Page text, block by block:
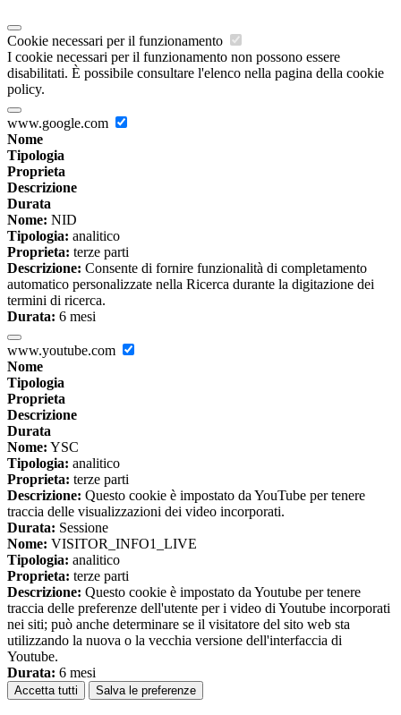
Cookie necessari per il funzionamento
I cookie necessari per il funzionamento non possono essere
disabilitati. È possibile consultare l'elenco nella pagina della cookie
policy.
www.google.com
Nome
Tipologia
Proprieta
Descrizione
Durata
Nome: NID
Tipologia: analitico
Proprieta: terze parti
Descrizione: Consente di fornire funzionalità di completamento
automatico personalizzate nella Ricerca durante la digitazione dei
termini di ricerca.
Durata: 6 mesi
www.youtube.com
Nome
Tipologia
Proprieta
Descrizione
Durata
Nome: YSC
Tipologia: analitico
Proprieta: terze parti
Descrizione: Questo cookie è impostato da YouTube per tenere
traccia delle visualizzazioni dei video incorporati.
Durata: Sessione
Nome: VISITOR_INFO1_LIVE
Tipologia: analitico
Proprieta: terze parti
Descrizione: Questo cookie è impostato da Youtube per tenere
traccia delle preferenze dell'utente per i video di Youtube incorporati
nei siti; può anche determinare se il visitatore del sito web sta
utilizzando la nuova o la vecchia versione dell'interfaccia di
Youtube.
Durata: 6 mesi
Accetta tutti Salva le preferenze